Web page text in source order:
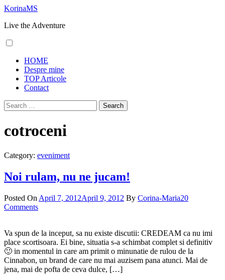
Skip
content
KorinaMS
Live the Adventure
Menu
HOME
Despre mine
TOP Articole
Contact
Search
for:
cotroceni
Category: eveniment
Noi rulam, nu ne jucam!
Posted On April 7, 2012April 9, 2012 By Corina-Maria20
Comments
Va spun de la inceput, sa nu existe discutii: CREDEAM ca nu imi
place scortisoara. Ei bine, situatia s-a schimbat complet si definitiv
🙂 in momentul in care am primit o minunatie de rulou de la
Cinnabon, un brand de care nu mai auzisem pana atunci. Mai de
jena, mai de pofta de ceva dulce, […]